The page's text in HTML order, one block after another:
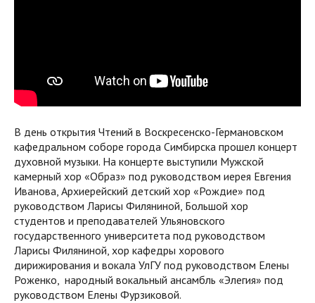
В день открытия Чтений в Воскресенско-Германовском
кафедральном соборе города Симбирска прошел концерт
духовной музыки. На концерте выступили Мужской
камерный хор «Образ» под руководством иерея Евгения
Иванова, Архиерейский детский хор «Рождие» под
руководством Ларисы Филяниной, Большой хор
студентов и преподавателей Ульяновского
государственного университета под руководством
Ларисы Филяниной, хор кафедры хорового
дирижирования и вокала УлГУ под руководством Елены
Роженко, народный вокальный ансамбль «Элегия» под
руководством Елены Фурзиковой.